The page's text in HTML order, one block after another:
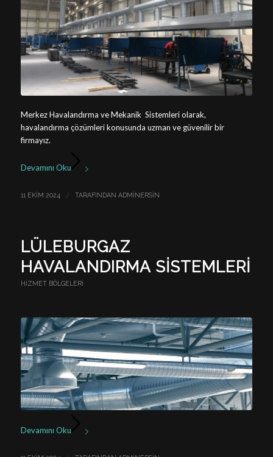
Merkez Havalandırma ve Mekanik Sistemleri olarak,
havalandırma çözümleri konusunda uzman ve güvenilir bir
firmayız.
Devamını Oku
11 EKIM 2024 / TARAFINDAN ADMINERSIN
LÜLEBURGAZ
HAVALANDIRMA SISTEMLERI
HIZMET BÖLGELERI
Devamını Oku